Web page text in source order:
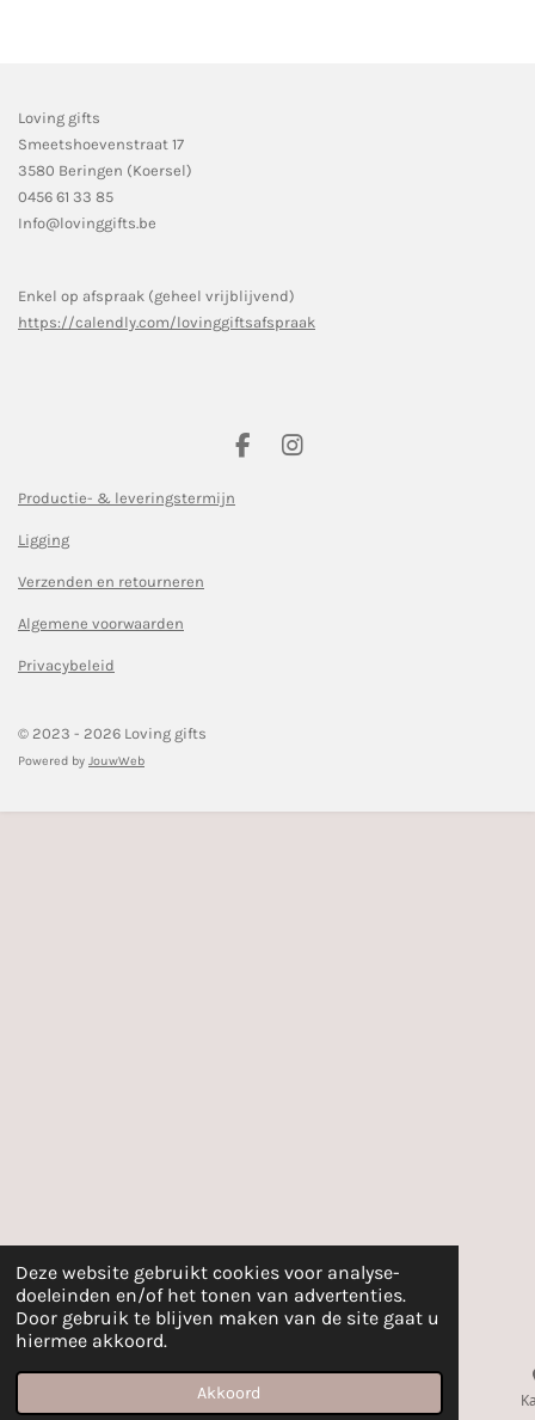
Deze website gebruikt cookies voor analyse-
doeleinden en/of het tonen van advertenties.
Door gebruik te blijven maken van de site gaat u
hiermee akkoord.
Akkoord
Loving gifts
Smeetshoevenstraat 17
3580 Beringen (Koersel)
0456 61 33 85
Info@lovinggifts.be
Enkel op afspraak (geheel vrijblijvend)
https://calendly.com/lovinggiftsafspraak
F
I
Productie- & leveringstermijn
Ligging
Verzenden en retourneren
Algemene voorwaarden
Privacybeleid
© 2023 - 2026 Loving gifts
Powered by JouwWeb